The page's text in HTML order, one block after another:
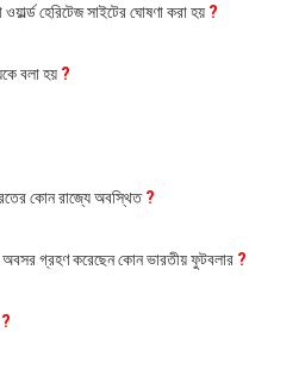
হেরিটেজ সাইটের ঘোষণা করা হয় ?
বলা হয় ?
কোন রাজ্যে অবস্থিত?
গ্রহণ করেছেন কোন ভারতীয় ফুটবলার ?
?